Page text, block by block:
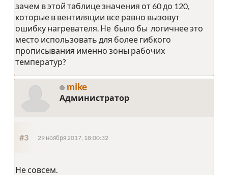
зачем в этой таблице значения от 60 до 120,
которые в вентиляции все равно вызовут
ошибку нагревателя. Не было бы логичнее это
место использовать для более гибкого
прописывания именно зоны рабочих
температур?
mike
Администратор
#3 29 ноября 2017, 18:00:32
Не совсем.